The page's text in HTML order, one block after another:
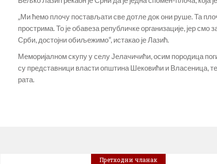
„Ми ћемо плочу постављати све дотле док они руше. Та
прострима. То је обавеза републичке организације, јер
Срби, достојни обиљежимо“, истакао је Лазић.
Меморијалном скупу у селу Јелачичићи, осим породица
су представници власти општина Шековићи и Власеница,
рата.
Претходни чланак